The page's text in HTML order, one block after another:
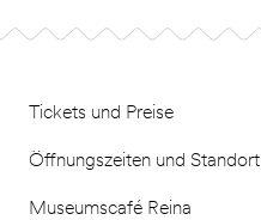
Tickets und Preise
Öffnungszeiten und Standort
Museumscafé Reina